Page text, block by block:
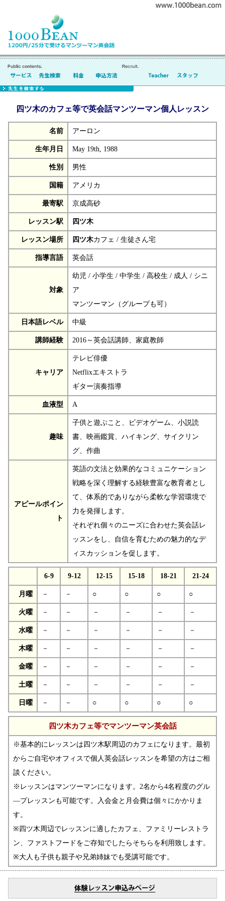
四ツ木のカフェ等で英会話マンツーマン個人レッスン
名前 アーロン
生年月日 May 19th, 1988
性別 男性
国籍 アメリカ
最寄駅 京成高砂
レッスン駅 四ツ木
レッスン場所 四ツ木カフェ / 生徒さん宅
指導言語 英会話
対象
幼児 / 小学生 / 中学生 / 高校生 / 成人 / シニ
ア
マンツーマン（グループも可）
日本語レベル 中級
講師経験 2016～英会話講師、家庭教師
キャリア
テレビ俳優
Netflixエキストラ
ギター演奏指導
血液型 A
趣味
子供と遊ぶこと、ビデオゲーム、小説読
書、映画鑑賞、ハイキング、サイクリン
グ、作曲
アピールポイン
ト
英語の文法と効果的なコミュニケーション
戦略を深く理解する経験豊富な教育者とし
て、体系的でありながら柔軟な学習環境で
力を発揮します。
それぞれ個々のニーズに合わせた英会話レ
ッスンをし、自信を育むための魅力的なデ
ィスカッションを促します。
6-9 9-12 12-15 15-18 18-21 21-24
月曜 － － ○ ○ ○ ○
火曜 － － － － － －
水曜 － － － － － －
木曜 － － － － － －
金曜 － － － － － －
土曜 － － － － － －
日曜 － － ○ ○ ○ ○
四ツ木カフェ等でマンツーマン英会話
※基本的にレッスンは四ツ木駅周辺のカフェになります。最初
からご自宅やオフィスで個人英会話レッスンを希望の方はご相
談ください。
※レッスンはマンツーマンになります。2名から4名程度のグル
―プレッスンも可能です。入会金と月会費は個々にかかりま
す。
※四ツ木周辺でレッスンに適したカフェ、ファミリーレストラ
ン、ファストフードをご存知でしたらそちらを利用致します。
※大人も子供も親子や兄弟姉妹でも受講可能です。